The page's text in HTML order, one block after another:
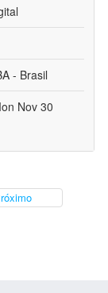
- Brasil
Nov 30